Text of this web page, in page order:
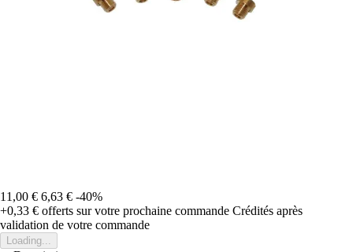
11,00 € 6,63 € -40%
+0,33 € offerts sur votre prochaine commande Crédités après
validation de votre commande
Loading...